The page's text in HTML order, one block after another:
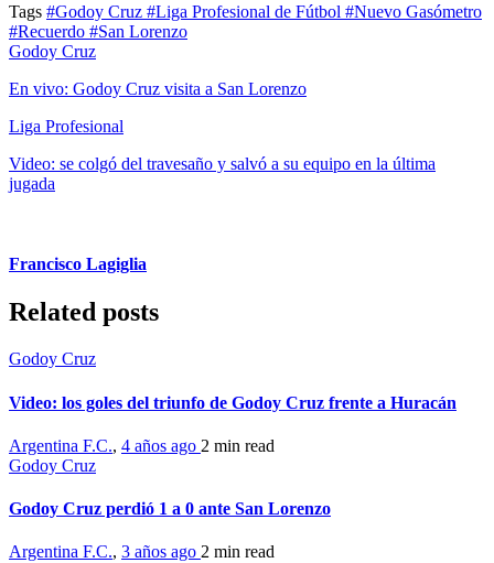
Tags #Godoy Cruz #Liga Profesional de Fútbol #Nuevo Gasómetro
#Recuerdo #San Lorenzo
Godoy Cruz
En vivo: Godoy Cruz visita a San Lorenzo
Liga Profesional
Video: se colgó del travesaño y salvó a su equipo en la última
jugada
Francisco Lagiglia
Related posts
Godoy Cruz
Video: los goles del triunfo de Godoy Cruz frente a Huracán
Argentina F.C., 4 años ago 2 min read
Godoy Cruz
Godoy Cruz perdió 1 a 0 ante San Lorenzo
Argentina F.C., 3 años ago 2 min read